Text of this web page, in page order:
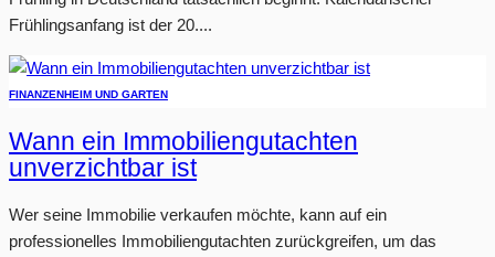
Frühlingsanfang ist der 20....
FINANZENHEIM UND GARTEN
Wann ein Immobiliengutachten
unverzichtbar ist
Wer seine Immobilie verkaufen möchte, kann auf ein
professionelles Immobiliengutachten zurückgreifen, um das